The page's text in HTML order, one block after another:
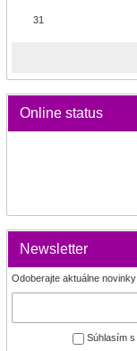
31
Online status
Newsletter
Odoberajte aktuálne novinky
Súhlasím s